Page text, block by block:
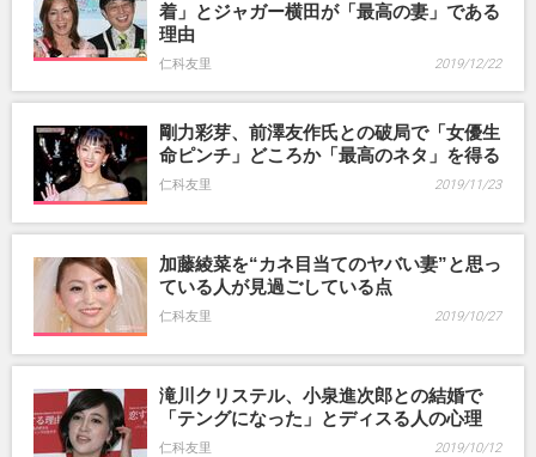
着」とジャガー横田が「最高の妻」である
理由
仁科友里 2019/12/22
剛力彩芽、前澤友作氏との破局で「女優生
命ピンチ」どころか「最高のネタ」を得る
仁科友里 2019/11/23
加藤綾菜を“カネ目当てのヤバい妻”と思っ
ている人が見過ごしている点
仁科友里 2019/10/27
滝川クリステル、小泉進次郎との結婚で
「テングになった」とディスる人の心理
仁科友里 2019/10/12